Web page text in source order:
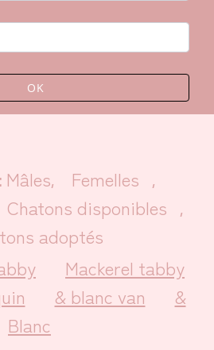
OK
: Mâles, Femelles ,
Chatons disponibles ,
adoptés
Mackerel tabby
& blanc van
&
Blanc